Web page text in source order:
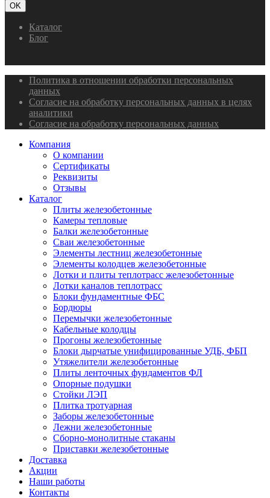
OK
Каталог
Блог
Политика в отношении обработки персональных
данных
Согласие на обработку персональных данных в целях
аналитики
Согласие на обработку персональных данных
Компания
О компании
Сертификаты
Реквизиты
Отзывы
Каталог
Плиты железобетонные
Камеры тепловые
Балки железобетонные
Сваи железобетонные
Элементы лестниц железобетонные
Элементы колодцев железобетонные
Лотки и плиты теплотрасс железобетонные
Лотки каналов теплотрасс
Блоки фундаментные ФБС
Бордюры
Перемычки железобетонные
Кабельные колодцы
Прогоны железобетонные
Блоки дырчатые унифицированные УДБ, ФБП
Утяжелители железобетонные
Плиты ленточных фундаментов ФЛ
Опорные подушки
Стойки ЛЭП
Плитка тротуарная
Заборы железобетонные
Лежни железобетонные
Сборно-монолитные стаканы
Приставки железобетонные
Доставка
Акции
Наши работы
Контакты